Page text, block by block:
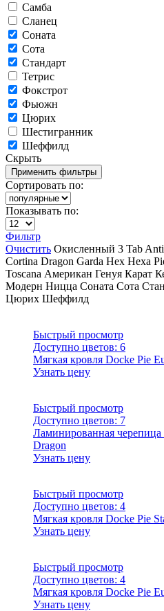
Самба
Сланец
Соната
Сота
Стандарт
Тетрис
Фокстрот
Фьюжн
Цюрих
Шестигранник
Шеффилд
Скрыть
Сортировать по:
Показывать по:
Фильтр
Очистить Окисленный 3 Tab
Cortina Dragon Garda Hex Hexa
Toscana Американ Генуя Карат
Модерн Ницца Соната Сота
Цюрих Шеффилд
Быстрый просмотр
Доступно цветов: 6
Мягкая кровля Docke Pie
Узнать цену
Быстрый просмотр
Доступно цветов: 7
Ламинированная черепица
Dragon
Узнать цену
Быстрый просмотр
Доступно цветов: 4
Мягкая кровля Docke Pie
Узнать цену
Быстрый просмотр
Доступно цветов: 4
Мягкая кровля Docke Pie
Узнать цену